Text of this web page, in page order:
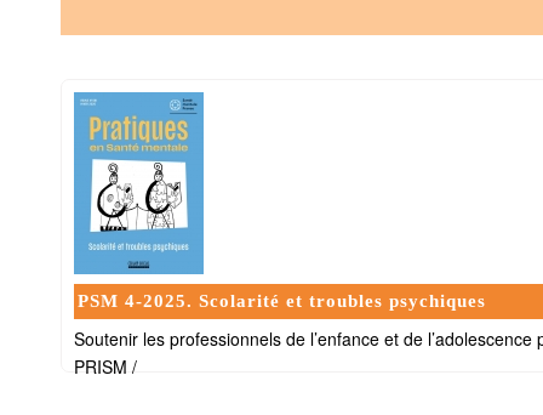
PSM 4-2025. Scolarité et troubles psychiques
Soutenir les professionnels de l’enfance et de
PRISM /